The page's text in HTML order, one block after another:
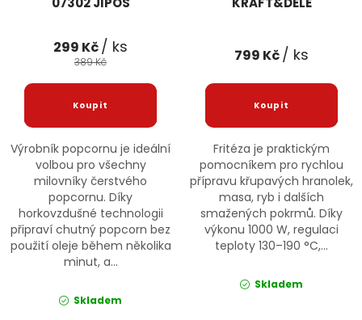
299 Kč/ ks
389 Kč
Výrobník popcornu je ideální
volbou pro všechny
milovníky čerstvého
popcornu. Díky
horkovzdušné technologii
připraví chutný popcorn bez
použití oleje během několika
minut, a...
Skladem
799 Kč/ ks
Fritéza je praktickým
pomocníkem pro rychlou
přípravu křupavých hranolek,
masa, ryb i dalších
smažených pokrmů. Díky
výkonu 1000 W, regulaci
teploty 130–190 °C,...
Skladem